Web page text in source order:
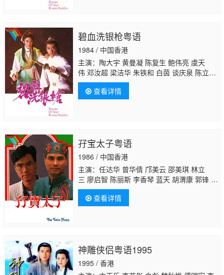
碧血洗银枪粤语
1984 / 中国香港
主演：陶大宇 黄曼凝 陈复生 鲍伟亮 虞天
伟 邓汝超 梁洁华 朱铁和 白茵 谈庆泉 陈立
品 罗青浩骏雄徐广林 苏汉生 曾玮明 龙天
生 郑家生 谭一清 何璧坚 麦子云
查看详情
孖宝太子粤语
1986 / 中国香港
主演：任达华 曾华倩 邝美云 邵美琪 林立
三 廖启智 陈丽斯 李香琴 蓝天 胡渭康 郭锋 吴
孟达 鲍方 黄一飞 廖安丽 陈嘉贤 孙季卿 朱铁
和 谭一清 俞明 何贵林 许逸华 上官玉 梅兰 博
君 吴华山 曹济 梁少狄 吴家丽 曾道美 曾慧
查看详情
神雕侠侣粤语1995
1995 / 香港